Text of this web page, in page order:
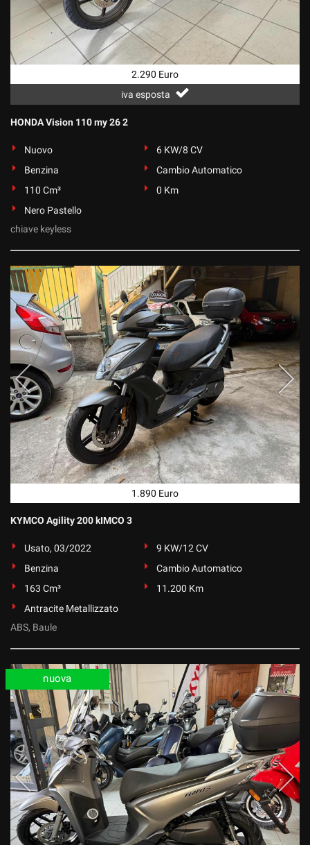
2.290 Euro
iva esposta
HONDA Vision 110 my 26 2
Nuovo
6 KW/8 CV
Benzina
Cambio Automatico
110 Cm³
0 Km
Nero Pastello
chiave keyless
1.890 Euro
KYMCO Agility 200 kIMCO 3
Usato, 03/2022
9 KW/12 CV
Benzina
Cambio Automatico
163 Cm³
11.200 Km
Antracite Metallizzato
ABS, Baule
nuova